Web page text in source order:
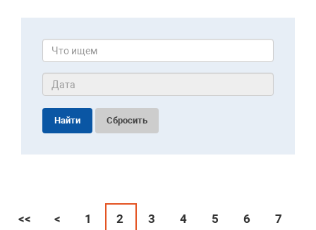
<< < 1 2 3 4 5 6 7